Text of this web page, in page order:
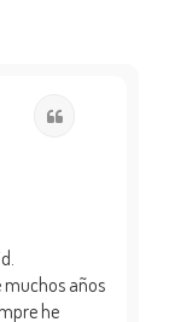
muchos años
he